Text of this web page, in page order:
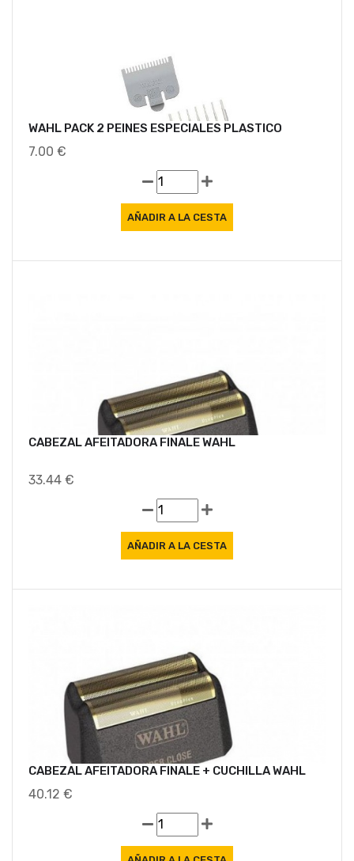
WAHL PACK 2 PEINES ESPECIALES PLASTICO
7.00 €
CABEZAL AFEITADORA FINALE WAHL
33.44 €
CABEZAL AFEITADORA FINALE + CUCHILLA WAHL
40.12 €